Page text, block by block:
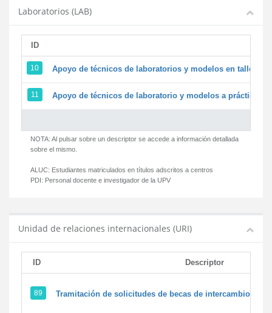
Laboratorios (LAB)
ID
10 Apoyo de técnicos de laboratorios y modelos en
11 Apoyo de técnicos de laboratorio y modelos a prácticas
NOTA: Al pulsar sobre un descriptor se accede a información detallada
sobre el mismo.
ALUC: Estudiantes matriculados en títulos adscritos a centros
PDI: Personal docente e investigador de la UPV
Unidad de relaciones internacionales (URI)
ID Descriptor
89 Tramitación de solicitudes de becas de intercambio